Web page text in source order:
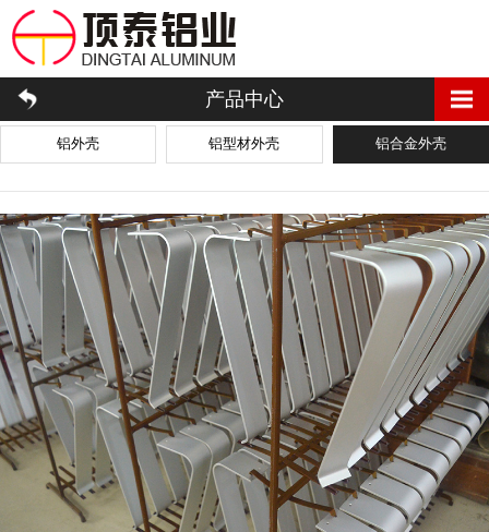
产品中心
铝外壳 铝型材外壳 铝合金外壳